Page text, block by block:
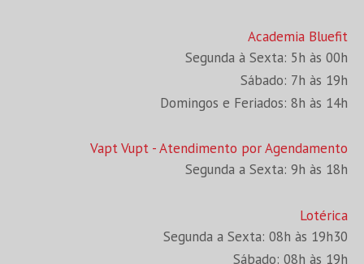
Academia Bluefit
Segunda à Sexta: 5h às 00h
Sábado: 7h às 19h
Domingos e Feriados: 8h às 14h
Vapt Vupt - Atendimento por Agendamento
Segunda a Sexta: 9h às 18h
Lotérica
Segunda a Sexta: 08h às 19h30
Sábado: 08h às 19h